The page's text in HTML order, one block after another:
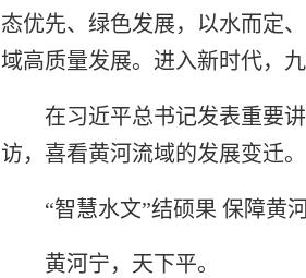
态优先、绿色发展，以水而定
域高质量发展。进入新时代，
在习近平总书记发表重要
访，喜看黄河流域的发展变迁。
“智慧水文”结硕果 保障黄
黄河宁，天下平。